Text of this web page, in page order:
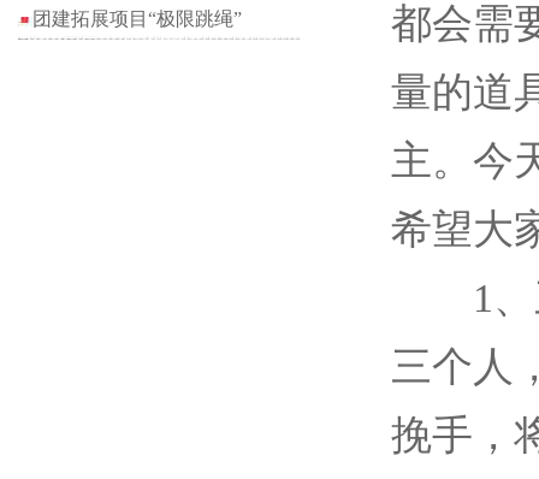
团建拓展项目“极限跳绳”
都会需
量的道
主。今
希望大
1、三
三个人
挽手，